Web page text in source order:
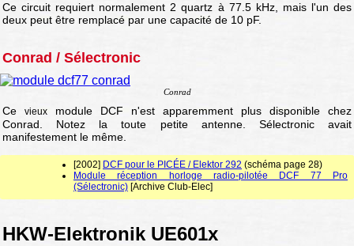
Ce circuit requiert normalement 2 quartz à 77.5 kHz, mais l'un des
deux peut être remplacé par une capacité de 10 pF.
Conrad / Sélectronic
Conrad
Ce vieux
module DCF n'est apparemment plus disponible chez
Conrad. Notez la toute petite antenne. Sélectronic avait
manifestement le même.
[2002] DCF pour le PICÉE / Elektor 292 (schéma page 28)
Module réception horloge radio-pilotée DCF 77 Pro
(Sélectronic) [Archive Club-Elec]
HKW-Elektronik UE601x